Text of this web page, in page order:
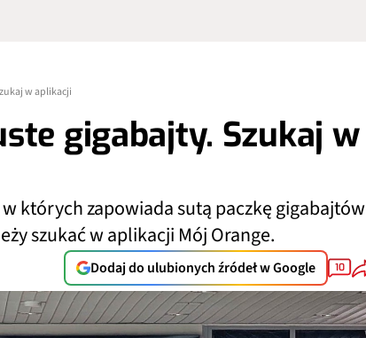
w aplikacji
gigabajty. Szukaj w
których zapowiada sutą paczkę gigabajtów
szukać w aplikacji Mój Orange.
Dodaj do ulubionych źródeł w Google 10